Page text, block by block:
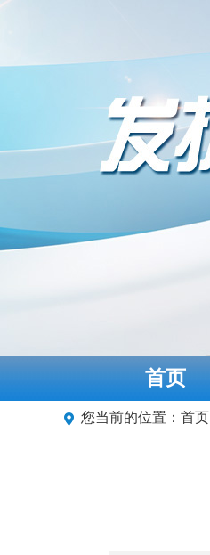
首页
您当前的位置： 首页